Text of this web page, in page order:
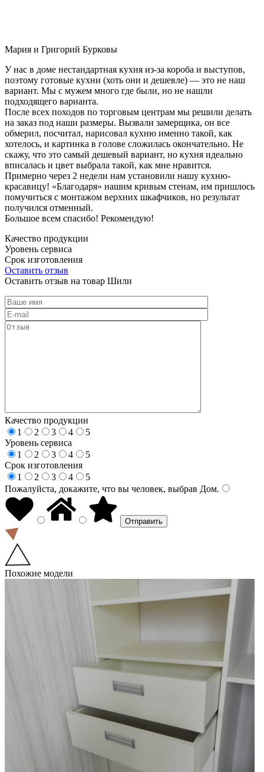
Мария и Григорий Бурковы
У нас в доме нестандартная кухня из-за короба и выступов,
поэтому готовые кухни (хоть они и дешевле) — это не наш
вариант. Мы с мужем много где были, но не нашли
подходящего варианта.
После всех походов по торговым центрам мы решили делать
на заказ под наши размеры. Вызвали замерщика, он все
обмерил, посчитал, нарисовал кухню именно такой, как
хотелось, и картинка в голове сложилась окончательно. Не
скажу, что это самый дешевый вариант, но кухня идеально
вписалась и цвет выбрала такой, как мне нравится.
Примерно через 2 недели нам установили нашу кухню-
красавицу! «Благодаря» нашим кривым стенам, им пришлось
помучиться с монтажом верхних шкафчиков, но результат
получился отменный.
Большое всем спасибо! Рекомендую!
Качество продукции
Уровень сервиса
Срок изготовления
Оставить отзыв
Оставить отзыв на товар Шили
Качество продукции
1
2 3 4
5
Уровень сервиса
1
2 3 4
5
Срок изготовления
1
2 3 4
5
Пожалуйста, докажите, что вы человек, выбрав Дом.
Похожие модели